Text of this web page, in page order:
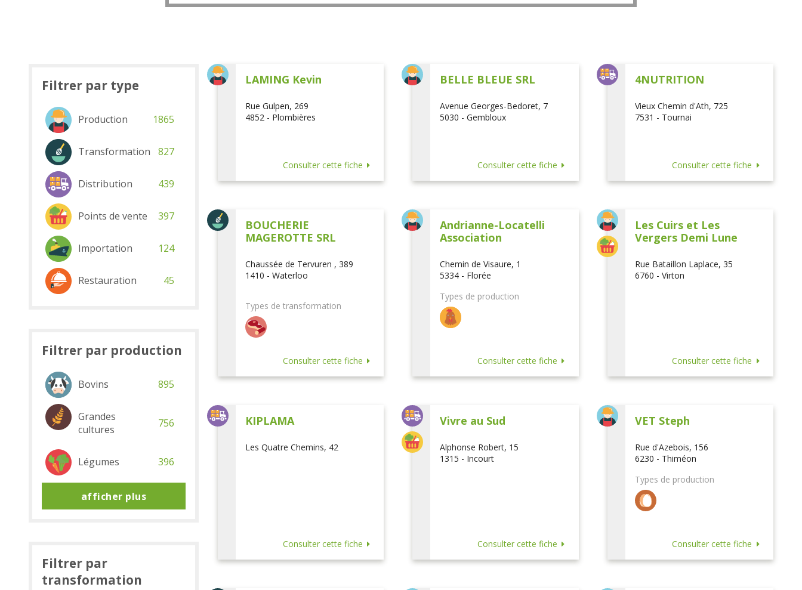
LAMING Kevin
Rue Gulpen, 269
4852 - Plombières
Consulter cette fiche
BELLE BLEUE SRL
Avenue Georges-Bedoret, 7
5030 - Gembloux
Consulter cette fiche
4NUTRITION
Vieux Chemin d'Ath, 725
7531 - Tournai
Consulter cette fiche
BOUCHERIE
MAGEROTTE SRL
Chaussée de Tervuren , 389
1410 - Waterloo
Types de transformation
Consulter cette fiche
Andrianne-Locatelli
Association
Chemin de Visaure, 1
5334 - Florée
Types de production
Consulter cette fiche
Les Cuirs et Les
Vergers Demi Lune
Rue Bataillon Laplace, 35
6760 - Virton
Consulter cette fiche
KIPLAMA
Les Quatre Chemins, 42
Consulter cette fiche
Vivre au Sud
Alphonse Robert, 15
1315 - Incourt
Consulter cette fiche
VET Steph
Rue d'Azebois, 156
6230 - Thiméon
Types de production
Consulter cette fiche
Filtrer par type
Production 1865
Transformation 827
Distribution 439
Points de vente 397
Importation 124
Restauration 45
Filtrer par production
Bovins 895
Grandes
cultures
756
Légumes 396
afficher plus
Filtrer par
transformation